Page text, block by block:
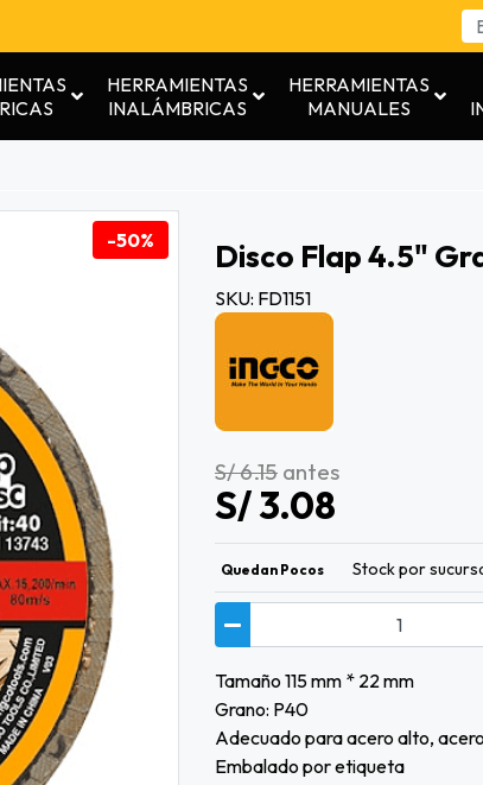
HERRAMIENTAS
INALÁMBRICAS
HERRAMIENTAS
MANUALES
-50% Disco Flap 4.5"
SKU: FD1151
S/ 6.15 antes
S/ 3.08
Quedan Pocos Stock por
Tamaño 115 mm * 22 mm
Grano: P40
Adecuado para acero alto,
Embalado por etiqueta